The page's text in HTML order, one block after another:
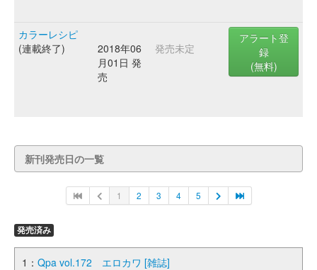
カラーレシピ
(連載終了)
2018年06
月01日 発
売
発売未定
アラート登
録
(無料)
新刊発売日の一覧
1 2 3 4 5
発売済み
1： Qpa vol.172 エロカワ [雑誌]